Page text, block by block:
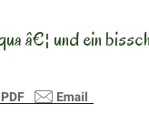
â€¦ und ein